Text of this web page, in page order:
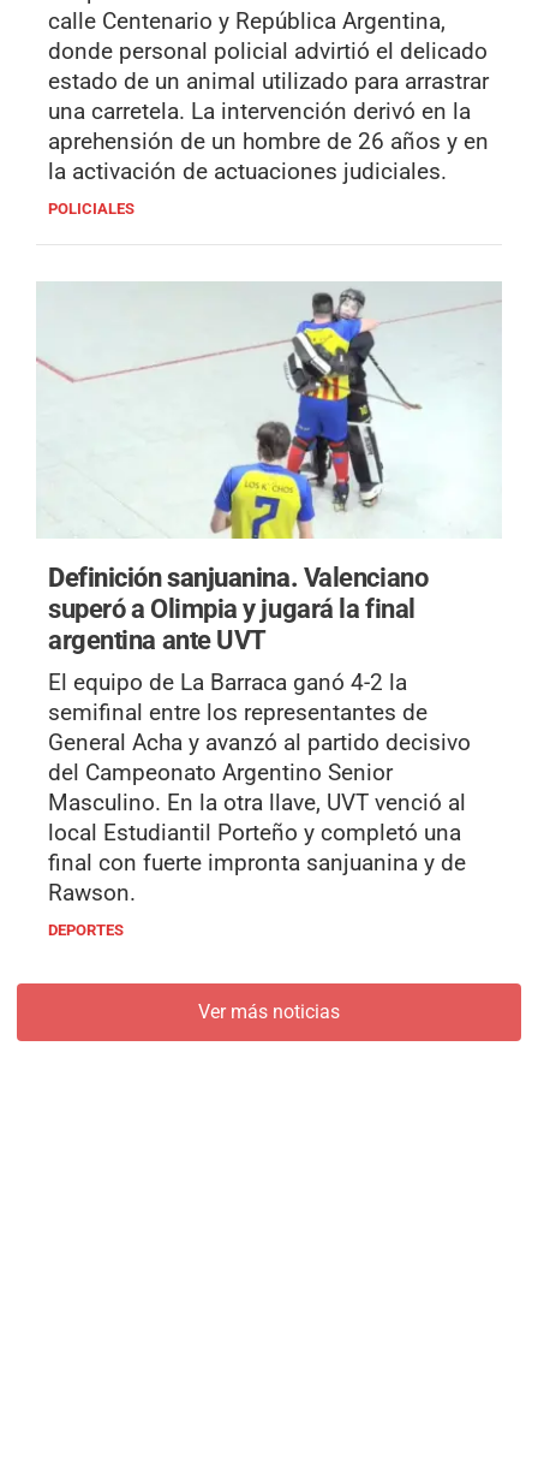
calle Centenario y República Argentina,
donde personal policial advirtió el delicado
estado de un animal utilizado para arrastrar
una carretela. La intervención derivó en la
aprehensión de un hombre de 26 años y en
la activación de actuaciones judiciales.
POLICIALES
Definición sanjuanina. Valenciano
superó a Olimpia y jugará la final
argentina ante UVT
El equipo de La Barraca ganó 4-2 la
semifinal entre los representantes de
General Acha y avanzó al partido decisivo
del Campeonato Argentino Senior
Masculino. En la otra llave, UVT venció al
local Estudiantil Porteño y completó una
final con fuerte impronta sanjuanina y de
Rawson.
DEPORTES
Ver más noticias